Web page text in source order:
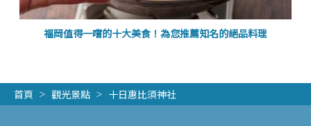
福岡值得一嚐的十大美食！為您推薦知名的絕品料理
首頁 觀光景點 十日惠比須神社